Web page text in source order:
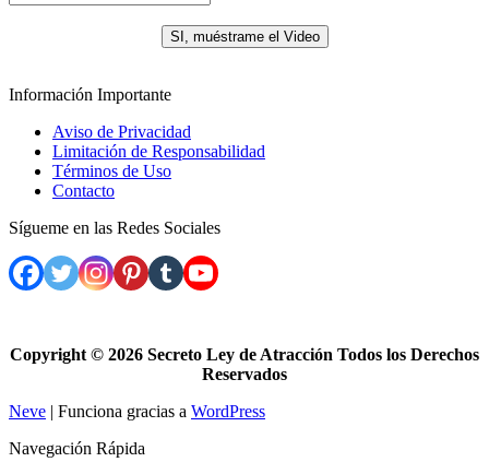
SI, muéstrame el Video
Información Importante
Aviso de Privacidad
Limitación de Responsabilidad
Términos de Uso
Contacto
Sígueme en las Redes Sociales
Copyright © 2026 Secreto Ley de Atracción Todos los Derechos
Reservados
Neve | Funciona gracias a WordPress
Navegación Rápida